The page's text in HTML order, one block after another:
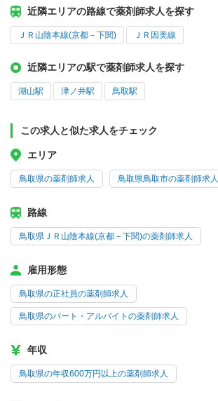
近隣エリアの路線で薬剤師求人を探す
ＪＲ山陰本線(京都－下関) ＪＲ因美線
近隣エリアの駅で薬剤師求人を探す
湖山駅 津ノ井駅 鳥取駅
この求人と似た求人をチェック
エリア
鳥取県の薬剤師求人 鳥取県鳥取市の薬剤師求人
路線
鳥取県ＪＲ山陰本線(京都－下関)の薬剤師求人
雇用形態
鳥取県の正社員の薬剤師求人
鳥取県のパート・アルバイトの薬剤師求人
年収
鳥取県の年収600万円以上の薬剤師求人